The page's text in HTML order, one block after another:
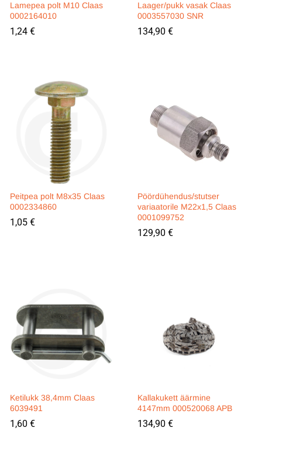
Lamepea polt M10 Claas
0002164010
1,24 €
1,24 €
Laager/pukk vasak Claas
0003557030 SNR
134,90 €
134,90 €
Peitpea polt M8x35 Claas
0002334860
1,05 €
1,05 €
Pöördühendus/stutser
variaatorile M22x1,5 Claas
0001099752
129,90 €
129,90 €
Ketilukk 38,4mm Claas
6039491
1,60 €
1,60 €
Kallakukett äärmine
4147mm 000520068 APB
134,90 €
134,90 €